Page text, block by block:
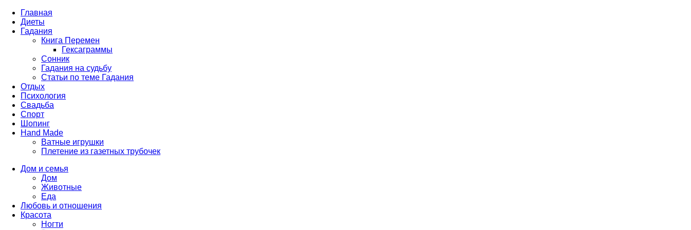
Главная
Диеты
Гадания
Книга Перемен
Гексаграммы
Сонник
Гадания на судьбу
Статьи по теме Гадания
Отдых
Психология
Свадьба
Спорт
Шопинг
Hand Made
Ватные игрушки
Плетение из газетных трубочек
Дом и семья
Дом
Животные
Еда
Любовь и отношения
Красота
Ногти